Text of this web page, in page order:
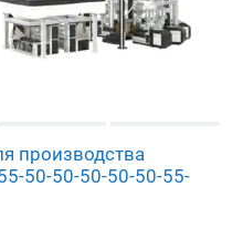
производства
50-50-50-50-50-55-